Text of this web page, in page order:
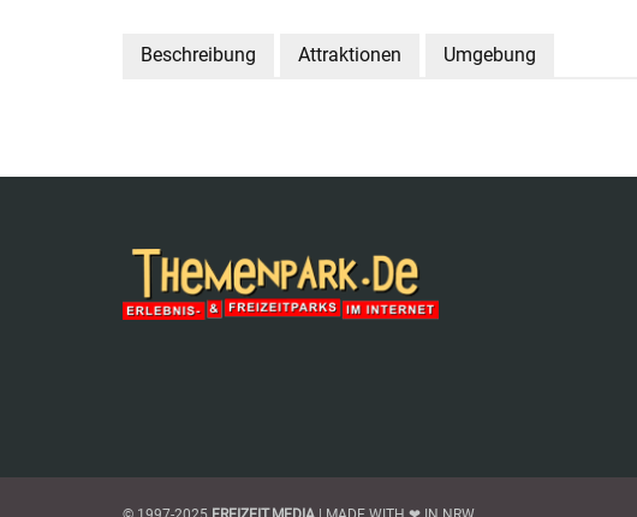
Beschreibung Attraktionen Umgebung